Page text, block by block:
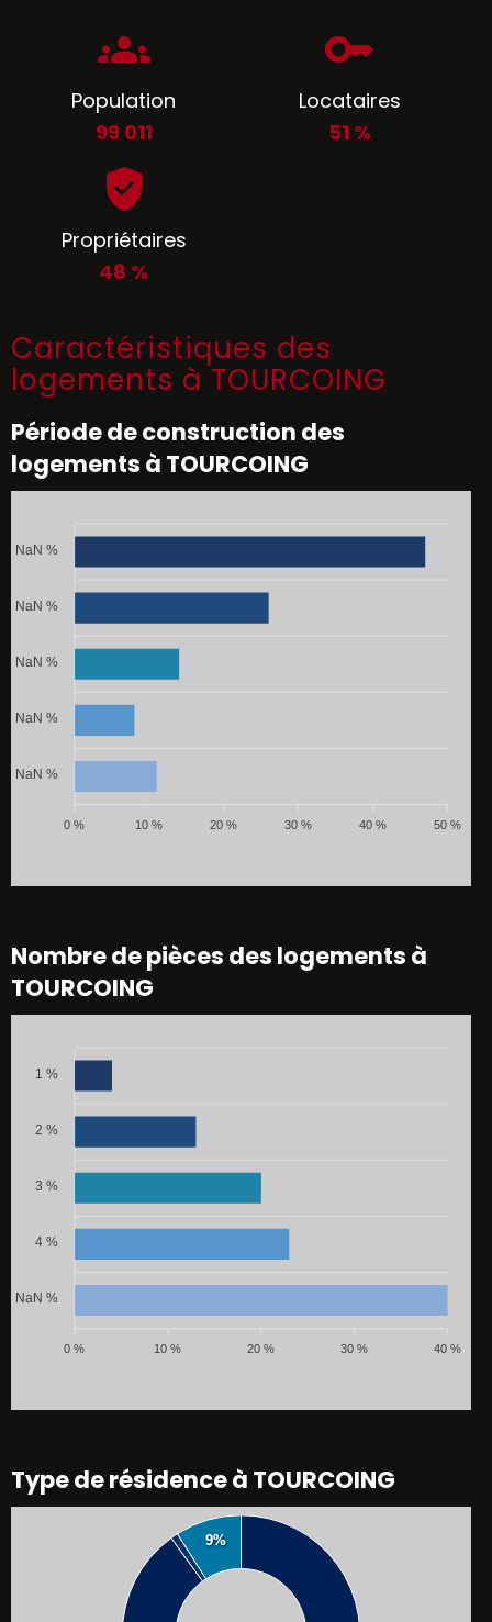
Population
99 011
Locataires
51 %
Propriétaires
48 %
Caractéristiques des
logements à TOURCOING
Période de construction des
logements à TOURCOING
NaN %
NaN %
NaN %
NaN %
NaN %
50 %
40 %
30 %
20 %
10 %
0 %
Nombre de pièces des logements à
TOURCOING
1 %
2 %
3 %
4 %
NaN %
40 %
30 %
20 %
10 %
0 %
Type de résidence à TOURCOING
9%